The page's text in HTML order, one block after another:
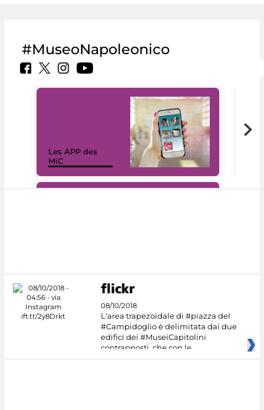
#MuseoNapoleonico
Les APP des
MiC
08/10/2018
L'area trapezoidale di #piazza del
#Campidoglio è delimitata dai due
edifici dei #MuseiCapitolini
contrapposti, che con le